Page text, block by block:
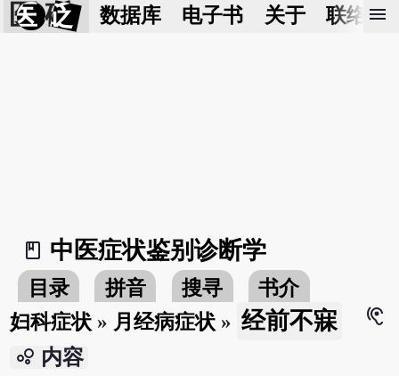
医 砭 数据库 电子书 关于 联络我
menu
book_2
中医症状鉴别诊断学
目录 拼音 搜寻
书介
妇科症状 » 月经病症状 » 经前不寐
hearing
bubble_chart 内容